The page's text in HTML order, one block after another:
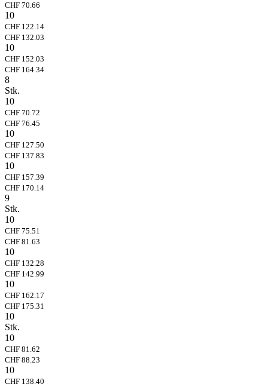
CHF 70.66
10
CHF 122.14
CHF 132.03
10
CHF 152.03
CHF 164.34
8
Stk.
10
CHF 70.72
CHF 76.45
10
CHF 127.50
CHF 137.83
10
CHF 157.39
CHF 170.14
9
Stk.
10
CHF 75.51
CHF 81.63
10
CHF 132.28
CHF 142.99
10
CHF 162.17
CHF 175.31
10
Stk.
10
CHF 81.62
CHF 88.23
10
CHF 138.40